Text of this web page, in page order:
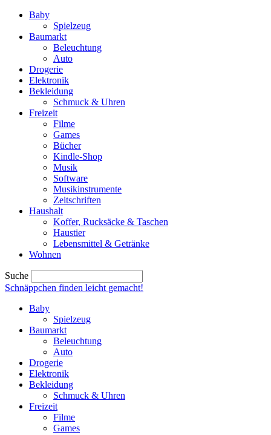
Baby
Spielzeug
Baumarkt
Beleuchtung
Auto
Drogerie
Elektronik
Bekleidung
Schmuck & Uhren
Freizeit
Filme
Games
Bücher
Kindle-Shop
Musik
Software
Musikinstrumente
Zeitschriften
Haushalt
Koffer, Rucksäcke & Taschen
Haustier
Lebensmittel & Getränke
Wohnen
Suche
Schnäppchen finden leicht gemacht!
Baby
Spielzeug
Baumarkt
Beleuchtung
Auto
Drogerie
Elektronik
Bekleidung
Schmuck & Uhren
Freizeit
Filme
Games